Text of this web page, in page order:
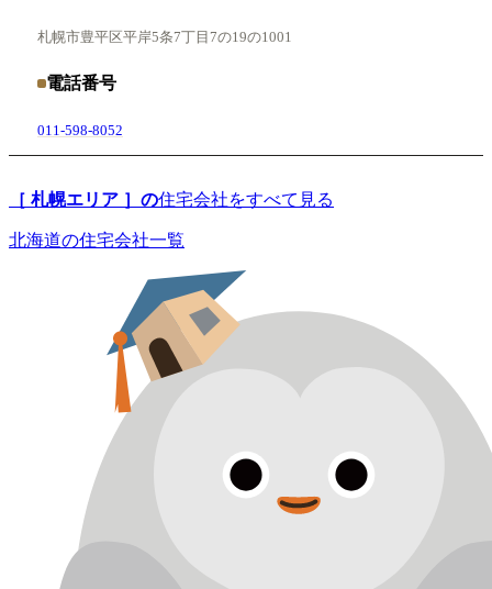
札幌市豊平区平岸5条7丁目7の19の1001
電話番号
011-598-8052
［ 札幌エリア ］の住宅会社をすべて見る
北海道の住宅会社一覧